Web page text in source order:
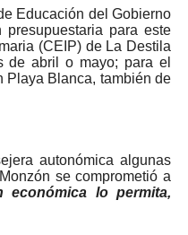
Educación del Gobierno
para este
(CEIP) de La Destila
de abril o mayo; para el
Playa Blanca, también de
autonómica algunas
se comprometió a
lo permita,